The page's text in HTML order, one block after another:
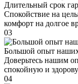
Длительный срок
Спокойствие на
комфорт на долгое
03
Большой опыт
Доверьтесь нашим
спокойную и
04